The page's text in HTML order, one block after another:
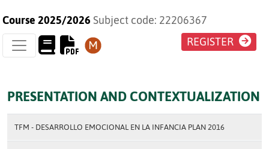
Course 2025/2026 Subject code: 22206367
REGISTER
PRESENTATION AND CONTEXTUALIZATION
TFM - DESARROLLO EMOCIONAL EN LA INFANCIA PLAN 2016